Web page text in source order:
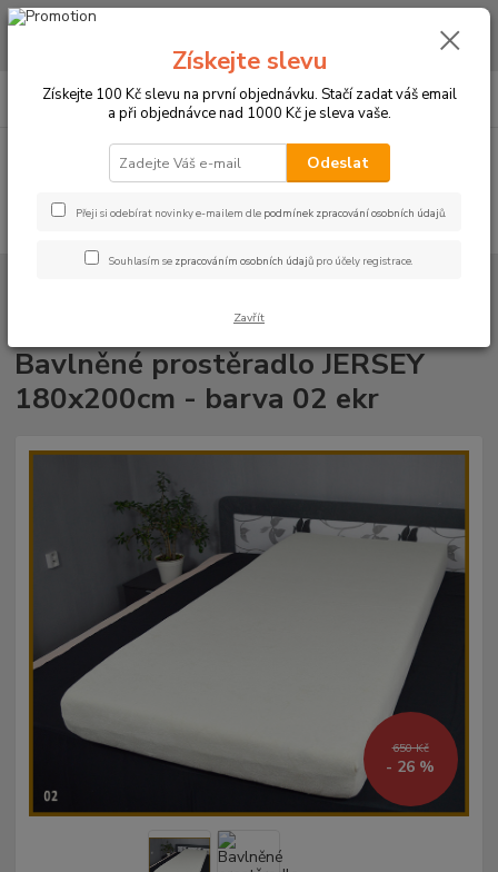
CHCETE NAKOUPIT VĚTŠÍ MNOŽSTVÍ NAŠICH PRODUKTŮ ZA LEPŠÍ
CZK
Hledat
+420 773 794 023
Pondělí-pátek 9-16 hodin
0
Bavlněné prostěradlo JERSEY
180x200cm - barva 02 ekr
650 Kč
- 26 %
Získejte slevu
Získejte 100 Kč slevu na první objednávku. Stačí zadat váš email
a při objednávce nad 1000 Kč je sleva vaše.
Odeslat
Přeji si odebírat novinky e-mailem dle podmínek zpracování osobních údajů.
Souhlasím se zpracováním osobních údajů pro účely registrace.
Zavřít